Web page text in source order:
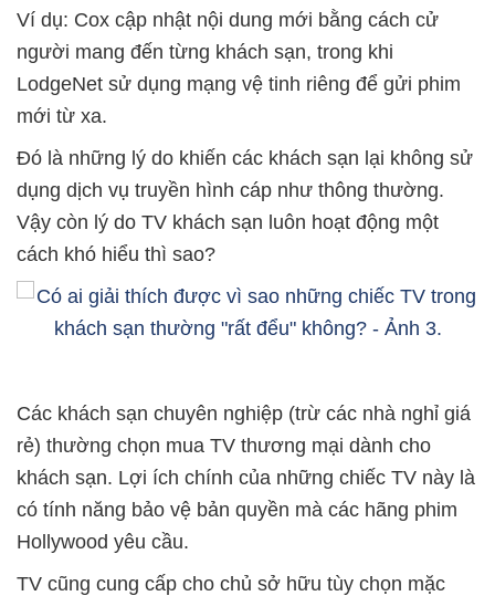
Ví dụ: Cox cập nhật nội dung mới bằng cách cử
người mang đến từng khách sạn, trong khi
LodgeNet sử dụng mạng vệ tinh riêng để gửi phim
mới từ xa.
Đó là những lý do khiến các khách sạn lại không sử
dụng dịch vụ truyền hình cáp như thông thường.
Vậy còn lý do TV khách sạn luôn hoạt động một
cách khó hiểu thì sao?
Các khách sạn chuyên nghiệp (trừ các nhà nghỉ giá
rẻ) thường chọn mua TV thương mại dành cho
khách sạn. Lợi ích chính của những chiếc TV này là
có tính năng bảo vệ bản quyền mà các hãng phim
Hollywood yêu cầu.
TV cũng cung cấp cho chủ sở hữu tùy chọn mặc